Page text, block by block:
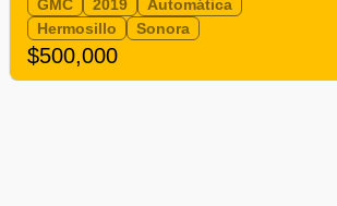
GMC 2019
Automática
Hermosillo
Sonora
$500,000